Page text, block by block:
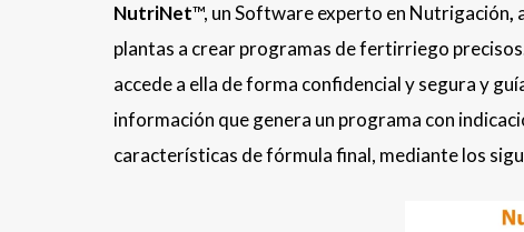
NutriNet™, un Software experto en Nutrigación,
plantas a crear programas de fertirriego
accede a ella de forma confidencial y segura y
información que genera un programa con
características de fórmula final, mediante los